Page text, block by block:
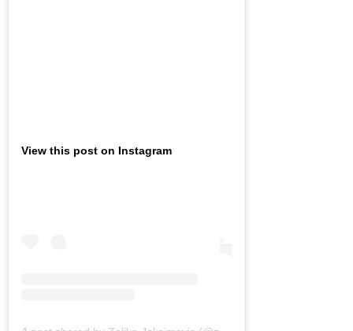
View this post on Instagram